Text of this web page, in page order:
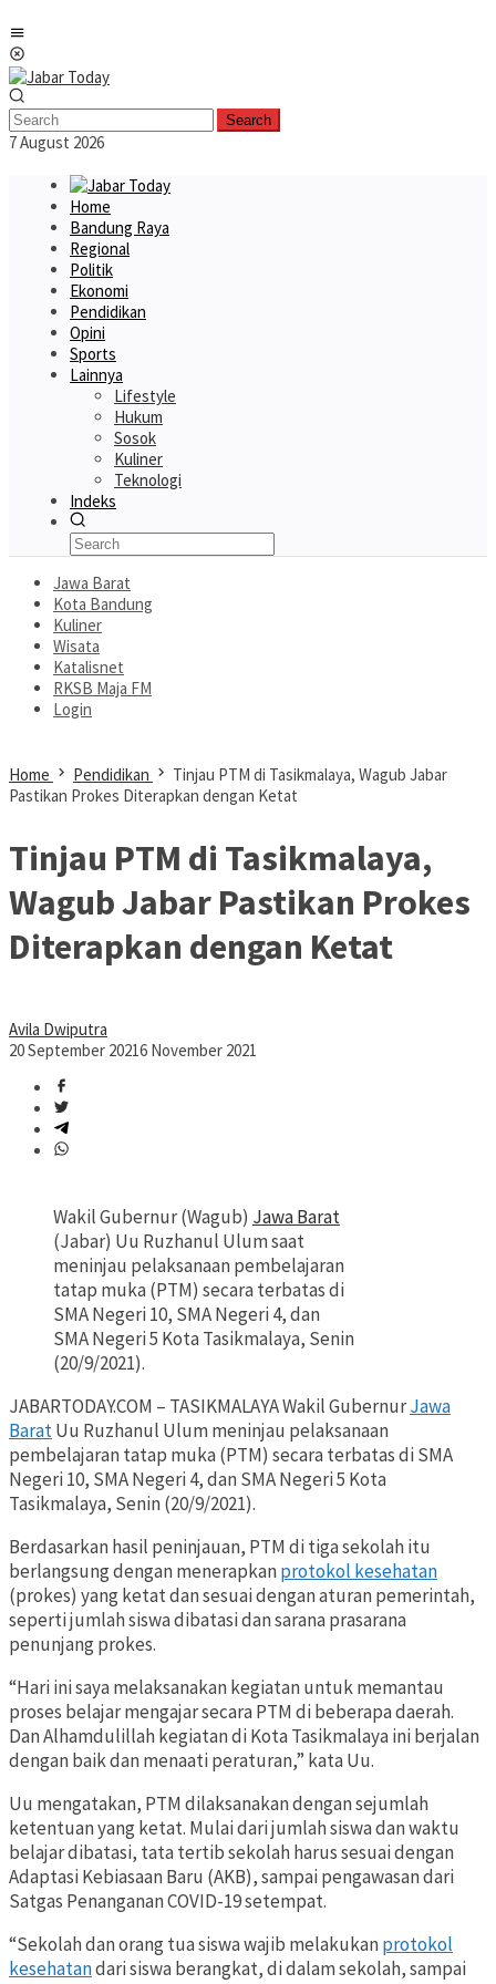
to
content
Search
7 August 2026
Home
Bandung Raya
Regional
Politik
Ekonomi
Pendidikan
Opini
Sports
Lainnya
Lifestyle
Hukum
Sosok
Kuliner
Teknologi
Indeks
Jawa Barat
Kota Bandung
Kuliner
Wisata
Katalisnet
RKSB Maja FM
Login
Home Pendidikan
Tinjau PTM di Tasikmalaya, Wagub Jabar
Pastikan Prokes Diterapkan dengan Ketat
Tinjau PTM di Tasikmalaya,
Wagub Jabar Pastikan Prokes
Diterapkan dengan Ketat
Avila Dwiputra
20 September 20216 November 2021
Wakil Gubernur (Wagub) Jawa Barat
(Jabar) Uu Ruzhanul Ulum saat
meninjau pelaksanaan pembelajaran
tatap muka (PTM) secara terbatas di
SMA Negeri 10, SMA Negeri 4, dan
SMA Negeri 5 Kota Tasikmalaya, Senin
(20/9/2021).
JABARTODAY.COM – TASIKMALAYA Wakil GubernurJawa
BaratUu Ruzhanul Ulum meninjau pelaksanaan
pembelajaran tatap muka (PTM) secara terbatas di SMA
Negeri 10, SMA Negeri 4, dan SMA Negeri 5 Kota
Tasikmalaya, Senin (20/9/2021).
Berdasarkan hasil peninjauan, PTM di tiga sekolah itu
berlangsung dengan menerapkanprotokol kesehatan
(prokes) yang ketat dan sesuai dengan aturan pemerintah,
seperti jumlah siswa dibatasi dan sarana prasarana
penunjang prokes.
“Hari ini saya melaksanakan kegiatan untuk memantau
proses belajar mengajar secara PTM di beberapa daerah.
Dan Alhamdulillah kegiatan di Kota Tasikmalaya ini berjalan
dengan baik dan menaati peraturan,” kata Uu.
Uu mengatakan, PTM dilaksanakan dengan sejumlah
ketentuan yang ketat. Mulai dari jumlah siswa dan waktu
belajar dibatasi, tata tertib sekolah harus sesuai dengan
Adaptasi Kebiasaan Baru (AKB), sampai pengawasan dari
Satgas Penanganan COVID-19 setempat.
“Sekolah dan orang tua siswa wajib melakukanprotokol
kesehatandari siswa berangkat, di dalam sekolah, sampai